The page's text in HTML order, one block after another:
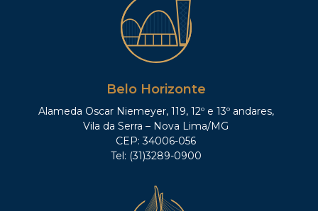
Belo Horizonte
Alameda Oscar Niemeyer, 119, 12º e 13º andares,
Vila da Serra – Nova Lima/MG
CEP: 34006-056
Tel: (31)3289-0900